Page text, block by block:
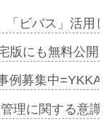
「ビバス」活
版にも無料公
例募集中
理に関する意